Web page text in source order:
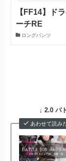
【FF14】ド
ーチRE
ロングパンツ
↓ 2.0 バ
あわせて読み